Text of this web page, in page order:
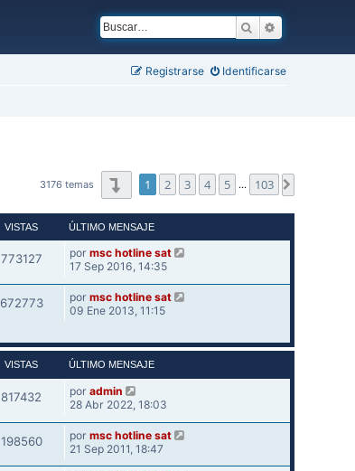
Buscar
Identificarse
Registrarse
3176 temas Página1 de 103
1 2 3 4 5 … 103
VISTAS ÚLTIMO MENSAJE
773127 por msc hotline sat
17 Sep 2016, 14:35
672773 por msc hotline sat
09 Ene 2013, 11:15
VISTAS ÚLTIMO MENSAJE
817432 por admin
28 Abr 2022, 18:03
198560 por msc hotline sat
21 Sep 2011, 18:47